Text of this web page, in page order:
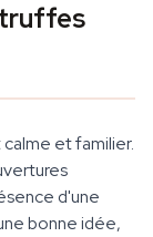
et familier.
d'une
bonne idée,